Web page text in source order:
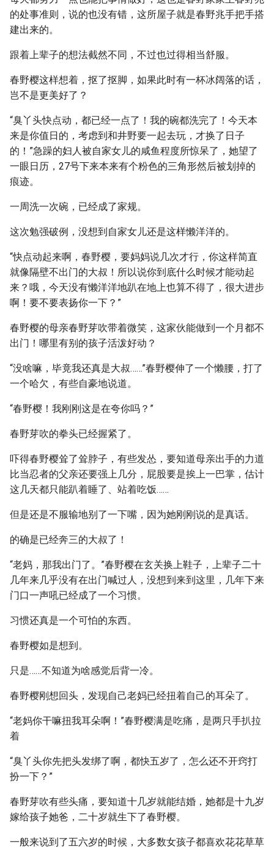
的处事准则，说的也没有错，这所屋子就是春野兆手把手搭
建出来的。
跟着上辈子的想法截然不同，不过也过得相当舒服。
春野樱这样想着，抠了抠脚，如果此时有一杯冰阔落的话，
岂不是更美好了？
“臭丫头快点动，都已经一点了！我的碗都洗完了！今天本
来是你值日的，考虑到和井野要一起去玩，才换了日子
的！”急躁的妇人被自家女儿的咸鱼程度所惊呆了，她望了
一眼日历，27号下来本来有个粉色的三角形然后被划掉的
痕迹。
一周洗一次碗，已经成了家规。
这次勉强破例，没想到自家女儿还是这样懒洋洋的。
“快点动起来啊，春野樱，要妈妈说几次才行，你这样简直
就像隔壁不出门的大叔！所以说你到底什么时候才能动起
来？哦，今天没有懒洋洋地趴在地上也算不得了，很大进步
啊！要不要表扬你一下？”
春野樱的母亲春野芽吹带着微笑，这家伙能做到一个月都不
出门！哪里有别的孩子活泼好动？
“没啥嘛，毕竟我还真是大叔……”春野樱伸了一个懒腰，打了
一个哈欠，有些自豪地说道。
“春野樱！我刚刚这是在夸你吗？”
春野芽吹的拳头已经握紧了。
吓得春野樱耸了耸脖子，有些发怂，要知道母亲出手的力道
比当忍者的父亲还要强上几分，屁股要是挨上一巴掌，估计
这几天都只能趴着睡了、站着吃饭……
但是还是不服输地别了一下嘴，因为她刚刚说的是真话。
的确是已经奔三的大叔了！
“老妈，那我出门了。”春野樱在玄关换上鞋子，上辈子二十
几年来几乎没有在出门喊过人，没想到来到这里，几年下来
门口一声吼已经成了一个习惯。
习惯还真是一个可怕的东西。
春野樱如是想到。
只是……不知道为啥感觉后背一冷。
春野樱刚想回头，发现自己老妈已经扭着自己的耳朵了。
“老妈你干嘛扭我耳朵啊！”春野樱满是吃痛，是两只手扒拉
着
“臭丫头你先把头发绑了啊，都快五岁了，怎么还不开窍打
扮一下？”
春野芽吹有些头痛，要知道十几岁就能结婚，她都是十九岁
嫁给孩子她爸，二十岁就生下了春野樱。
一般来说到了五六岁的时候，大多数女孩子都喜欢花花草草